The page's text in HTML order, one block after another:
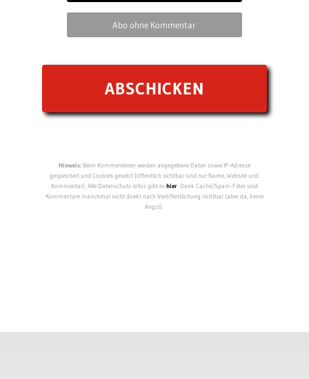
Abo ohne Kommentar
Hinweis:Beim Kommentieren werden angegebene Daten sowie IP-Adresse
gespeichert und Cookies gesetzt (öffentlich sichtbar sind nur Name, Website und
Kommentar). Alle Datenschutz-Infos gibt eshier. Dank Cache/Spam-Filter sind
Kommentare manchmal nicht direkt nach Veröffentlichung sichtbar (aber da, keine
Angst).